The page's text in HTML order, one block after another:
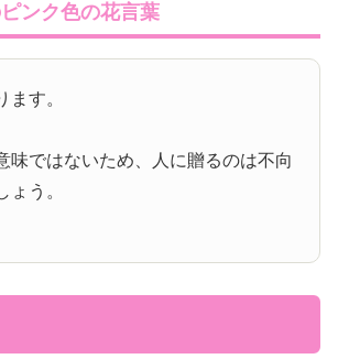
ピンク色の花言葉
ます。
味ではないため、人に贈るのは不向
ょう。